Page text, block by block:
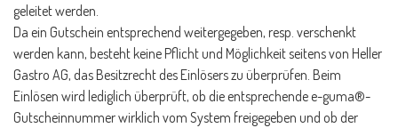
geleitet werden.
Da ein Gutschein entsprechend weitergegeben, resp. verschenkt
werden kann, besteht keine Pflicht und Möglichkeit seitens von Heller
Gastro AG, das Besitzrecht des Einlösers zu überprüfen. Beim
Einlösen wird lediglich überprüft, ob die entsprechende e-guma®-
Gutscheinnummer wirklich vom System freigegeben und ob der